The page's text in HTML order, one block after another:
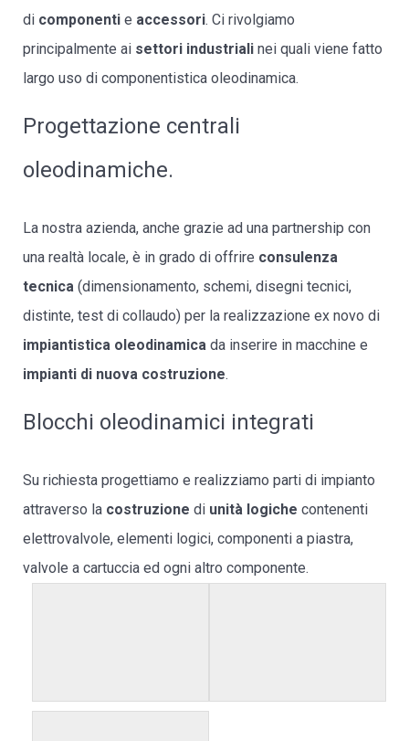
di componenti e accessori. Ci rivolgiamo
principalmente ai settori industriali nei quali viene fatto
largo uso di componentistica oleodinamica.
Progettazione centrali
oleodinamiche.
La nostra azienda, anche grazie ad una partnership con
una realtà locale, è in grado di offrire consulenza
tecnica (dimensionamento, schemi, disegni tecnici,
distinte, test di collaudo) per la realizzazione ex novo di
impiantistica oleodinamica da inserire in macchine e
impianti di nuova costruzione.
Blocchi oleodinamici integrati
Su richiesta progettiamo e realizziamo parti di impianto
attraverso la costruzione di unità logiche contenenti
elettrovalvole, elementi logici, componenti a piastra,
valvole a cartuccia ed ogni altro componente.